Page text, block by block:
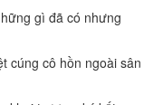
gì đã có nhưng
cúng cô hồn ngoài sân